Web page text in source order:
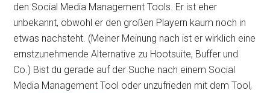
den Social Media Management Tools. Er ist eher
unbekannt, obwohl er den großen Playern kaum noch in
etwas nachsteht. (Meiner Meinung nach ist er wirklich eine
ernstzunehmende Alternative zu Hootsuite, Buffer und
Co.) Bist du gerade auf der Suche nach einem Social
Media Management Tool oder unzufrieden mit dem Tool,